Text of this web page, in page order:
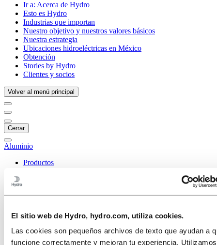
El sitio web de Hydro, hydro.com, utiliza cookies.
Las cookies son pequeños archivos de texto que ayudan a
funcione correctamente y mejoran tu experiencia.
Ir a: Acerca de Hydro
Esto es Hydro
Industrias que importan
Nuestro objetivo y nuestros valores básicos
Nuestra estrategia
Ubicaciones hidroeléctricas en México
Obtención
Stories by Hydro
Clientes y socios
Volver al menú principal
Cerrar
Aluminio
Productos
Sector naval y de altamar
HVACR
Energía solar
Energía eólica